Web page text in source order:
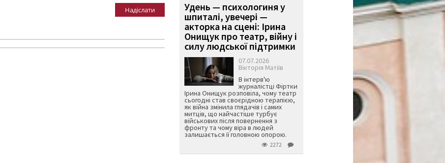
Надіслати
Удень — психологиня у
шпиталі, увечері —
акторка на сцені: Ірина
Онищук про театр, війну і
силу людської підтримки
07.07.2026
Вікторія Матіїв
В інтерв'ю
журналістці Фіртки
Ірина Онищук розповіла, чому театр
сьогодні став своєрідною терапією,
як війна змінила глядачів і самих
митців, що найчастіше турбує
військових після повернення з
фронту та чому віра в людей
залишається її головною опорою.
2272